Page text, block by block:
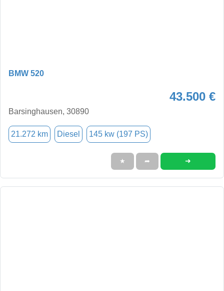
BMW 520
43.500 €
Barsinghausen, 30890
21.272 km Diesel 145 kw (197 PS)
★ ➦ ➜